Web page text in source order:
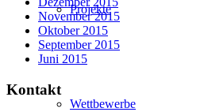
Projekte
Wettbewerbe
November 2015
Oktober 2015
September 2015
Juni 2015
Kontakt